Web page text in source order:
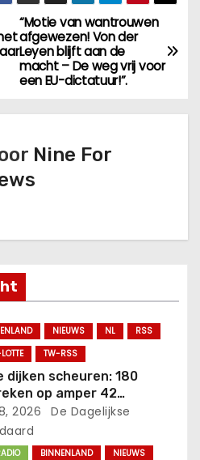
“Motie van wantrouwen
afgewezen! Von der
Leyen blijft aan de
macht – De weg vrij voor
een EU-dictatuur!”.
Nine For
NIEUWS NL
RSS
TW-RSS
dijken scheuren: 180
op amper 42
in Zuid-Holland!.
2026
De Dagelijkse
BINNENLAND
NIEUWS